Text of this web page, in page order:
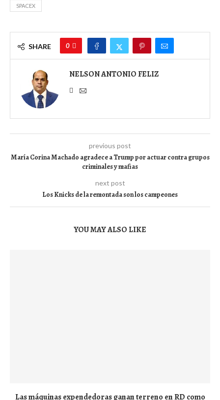
SPACEX
SHARE 0
NELSON ANTONIO FELIZ
previous post
María Corina Machado agradece a Trump por actuar contra grupos
criminales y mafias
next post
Los Knicks de la remontada son los campeones
YOU MAY ALSO LIKE
Las máquinas expendedoras ganan terreno en RD como